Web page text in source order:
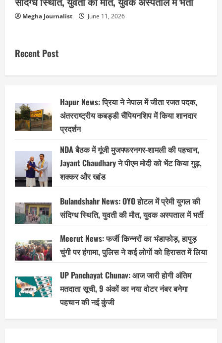
Megha Journalist June 11, 2026
Recent Post
Hapur News: प्रिया ने नेपाल में जीता रजत पदक,
अंतरराष्ट्रीय कबड्डी चैंपियनशिप में किया शानदार
प्रदर्शन
NDA बैठक में गूंजी मुजफ्फरनगर-शामली की पहचान,
Jayant Chaudhary ने पीएम मोदी को भेंट किया गुड़,
शक्कर और खांड
Bulandshahr News: OYO होटल में प्रेमी युगल की
संदिग्ध स्थिति, युवती की मौत, युवक अस्पताल में भर्ती
Meerut News: फर्जी किन्नरों का भंडाफोड़, हापुड़
चुंगी पर हंगामा, पुलिस ने कई लोगों को हिरासत में लिया
UP Panchayat Chunav: आज जारी होगी अंतिम
मतदाता सूची, 9 अंकों का नया वोटर नंबर बनेगा
पहचान की नई कुंजी